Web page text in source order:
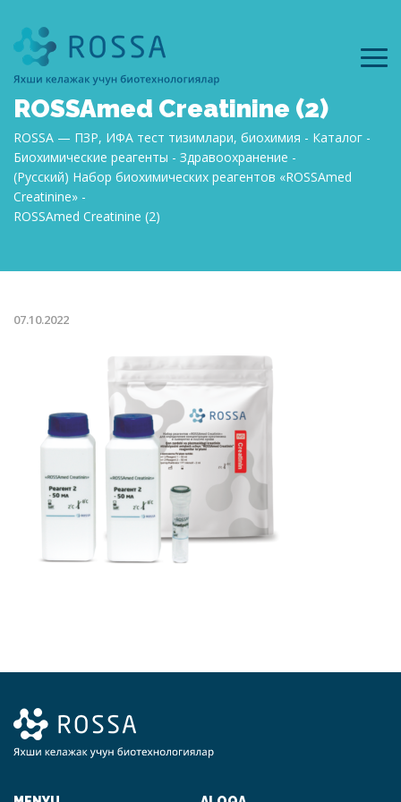
ROSSAmed Creatinine (2)
ROSSA — ПЗР, ИФА тест тизимлари, биохимия
Каталог
Биохимические реагенты
Здравоохранение
(Русский) Набор биохимических реагентов «ROSSAmed
Creatinine»
ROSSAmed Creatinine (2)
07.10.2022